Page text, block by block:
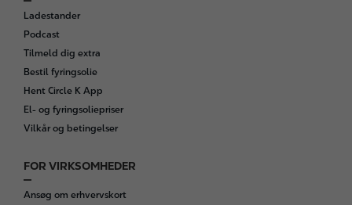
o
o
t
e
r
Ladestander
Podcast
Tilmeld dig extra
Bestil fyringsolie
Hent Circle K App
El- og fyringsoliepriser
Vilkår og betingelser
FOR VIRKSOMHEDER
Ansøg om erhvervskort